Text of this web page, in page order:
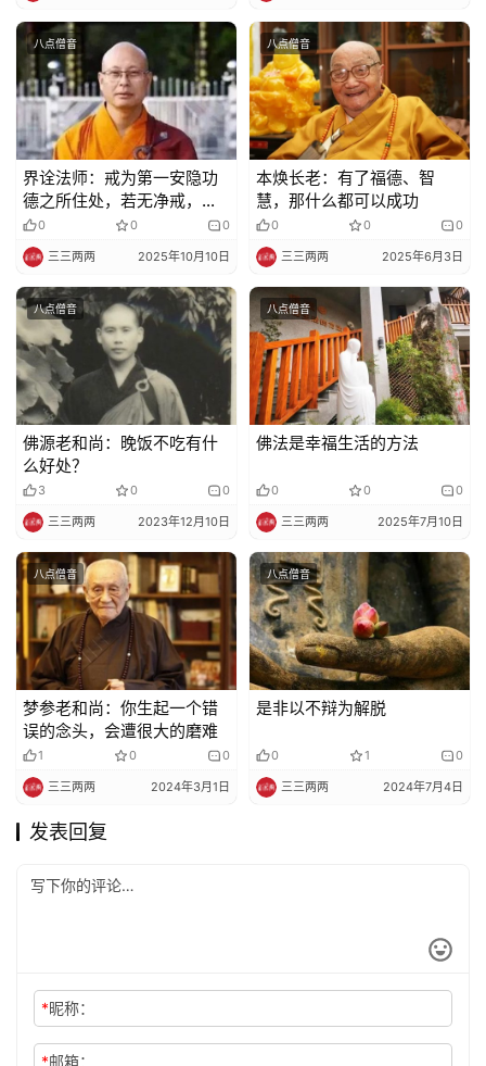
免
责
声
明
八点僧音
界诠法师：戒为第一安隐功
德之所住处，若无净戒，诸
善功德皆不得生
0 0 0
三三两两 2025年10月10日
八点僧音
本焕长老：有了福德、智
慧，那什么都可以成功
0 0 0
三三两两 2025年6月3日
八点僧音
佛源老和尚：晚饭不吃有什
么好处？
3 0 0
三三两两 2023年12月10日
八点僧音
佛法是幸福生活的方法
0 0 0
三三两两 2025年7月10日
八点僧音
梦参老和尚：你生起一个错
误的念头，会遭很大的磨难
1 0 0
三三两两 2024年3月1日
八点僧音
是非以不辩为解脱
0 1 0
三三两两 2024年7月4日
发表回复
*昵称：
*邮箱：